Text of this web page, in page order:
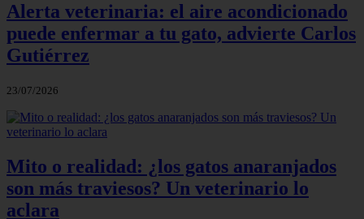
Alerta veterinaria: el aire acondicionado
puede enfermar a tu gato, advierte Carlos
Gutiérrez
23/07/2026
Mito o realidad: ¿los gatos anaranjados
son más traviesos? Un veterinario lo
aclara